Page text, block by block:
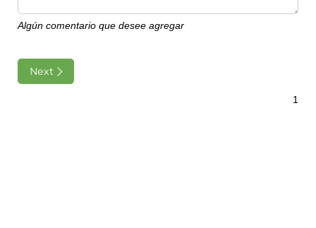
Algún comentario que desee agregar
Next